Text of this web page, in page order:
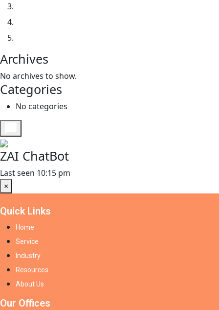
Archives
No archives to show.
Categories
No categories
ZAI ChatBot
Last seen 10:15 pm
×
Quick Links
Home
Service
Industry
Resources
About Us
Our Offices